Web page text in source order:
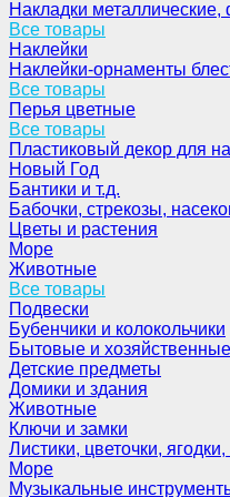
Накладки металлические,
Все товары
Наклейки
Наклейки-орнаменты
Все товары
Перья цветные
Все товары
Пластиковый декор для
Новый Год
Бантики и т.д.
Бабочки, стрекозы,
Цветы и растения
Море
Животные
Все товары
Подвески
Бубенчики и колокольчики
Бытовые и
Детские предметы
Домики и здания
Животные
Ключи и замки
Листики, цветочки,
Море
Музыкальные